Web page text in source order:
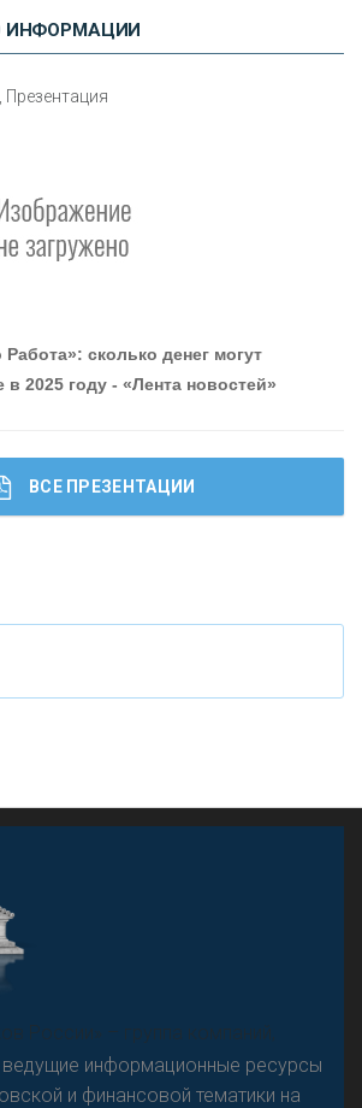
ВТБ24»
ИНФОРМАЦИИ
сколько денег могут
в 2025 году - «Лента новостей»
ВСЕ ПРЕЗЕНТАЦИИ
России» – группа компаний,
информационные ресурсы
и финансовой тематики на